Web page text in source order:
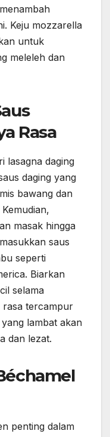
Keju mozzarella
untuk
meleleh dan
Rasa
lasagna daging
daging yang
bawang dan
masak hingga
saus
seperti
Biarkan
selama
rasa tercampur
lambat akan
dan lezat.
penting dalam